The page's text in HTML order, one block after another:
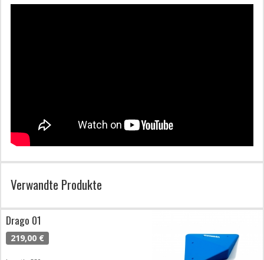
Verwandte Produkte
Drago 01
219,00 €